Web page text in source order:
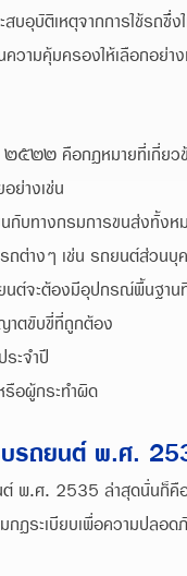
บัติเหตุจากการใช้รถซึ่
วามคุ้มครองให้เลือกอย่าง
คือกฎหมายที่เกี่ยวข้อ
ย่างเช่น
กับทางกรมการขนส่งทั้งห
ถต่างๆ เช่น รถยนต์ส่วน
ต์จะต้องมีอุปกรณ์พื้นฐา
าตขับขี่ที่ถูกต้อง
ะจำปี
อผู้กระทำผิด
รถยนต์ พ.ศ.
พ.ศ. 2535 ล่าสุดนั่นก็
ฎระเบียบเพื่อความปลอด